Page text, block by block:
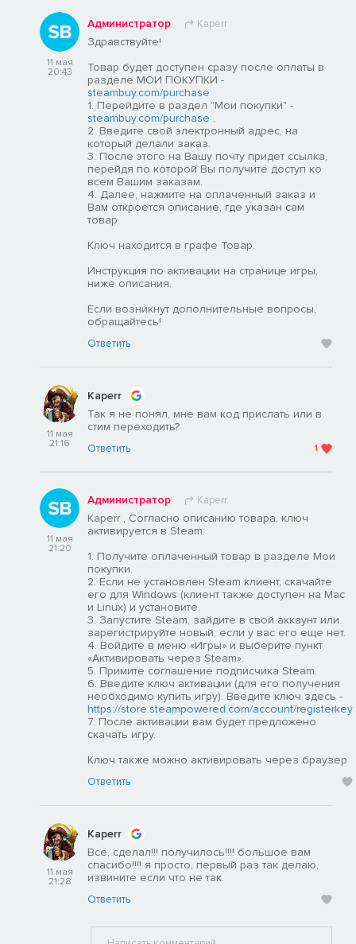
11 мая
20:43
Администратор Kaperr
Здравствуйте!
Товар будет доступен сразу после оплаты в
разделе МОИ ПОКУПКИ -
steambuy.com/purchase
1. Перейдите в раздел "Мои покупки" -
steambuy.com/purchase .
2. Введите свой электронный адрес, на
который делали заказ.
3. После этого на Вашу почту придет ссылка,
перейдя по которой Вы получите доступ ко
всем Вашим заказам.
4. Далее, нажмите на оплаченный заказ и
Вам откроется описание, где указан сам
товар.
Ключ находится в графе Товар.
Инструкция по активации на странице игры,
ниже описания.
Если возникнут дополнительные вопросы,
обращайтесь!
Ответить
11 мая
21:16
Kaperr
Так я не понял, мне вам код прислать или в
стим переходить?
Ответить 1
11 мая
21:20
Администратор Kaperr
Kaperr , Согласно описанию товара, ключ
активируется в Steam:
1. Получите оплаченный товар в разделе Мои
покупки.
2. Если не установлен Steam клиент, скачайте
его для Windows (клиент также доступен на Mac
и Linux) и установите.
3. Запустите Steam, зайдите в свой аккаунт или
зарегистрируйте новый, если у вас его еще нет.
4. Войдите в меню «Игры» и выберите пункт
«Активировать через Steam».
5. Примите соглашение подписчика Steam.
6. Введите ключ активации (для его получения
необходимо купить игру). Введите ключ здесь -
https://store.steampowered.com/account/registerkey
7. После активации вам будет предложено
скачать игру.
Ключ также можно активировать через браузер
Ответить
11 мая
21:28
Kaperr
Все, сделал!!! получилось!!!! большое вам
спасибо!!!! я просто, первый раз так делаю,
извините если что не так.
Ответить